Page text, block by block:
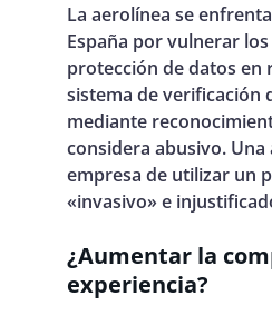
La aerolínea se
España por vulnerar
protección de datos en
sistema de verificación
mediante
considera abusivo. Una
empresa de utilizar un
«invasivo» e
¿Aumentar la
experiencia?